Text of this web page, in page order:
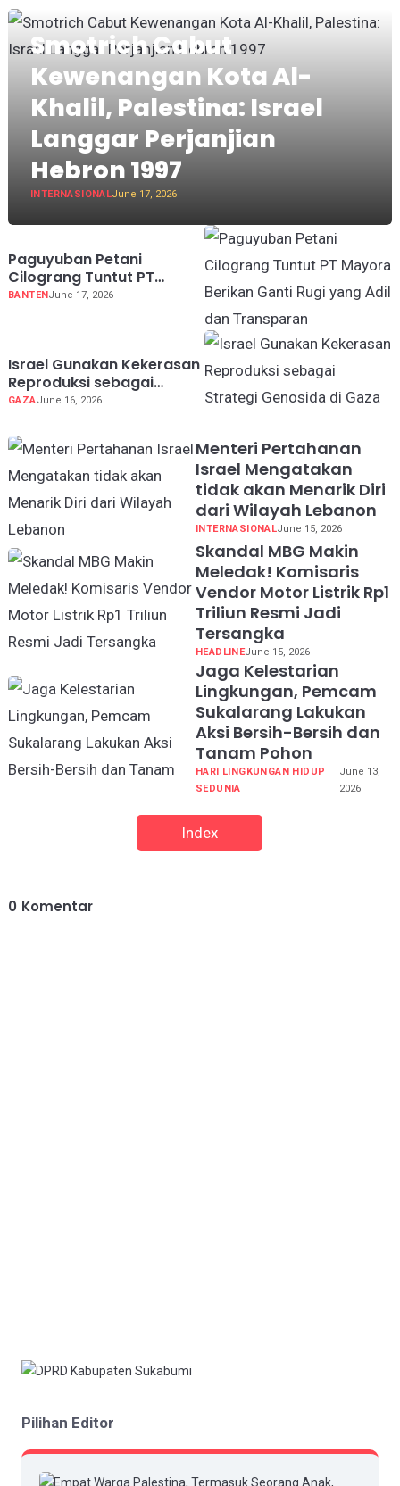
Smotrich Cabut
Kewenangan Kota Al-
Khalil, Palestina: Israel
Langgar Perjanjian
Hebron 1997
INTERNASIONALJune 17, 2026
Paguyuban Petani
Cilograng Tuntut PT
Mayora Berikan Ganti Rugi
BANTEN June 17, 2026
Israel Gunakan Kekerasan
Reproduksi sebagai
Strategi Genosida di Gaza
GAZAJune 16, 2026
Menteri Pertahanan
Israel Mengatakan
tidak akan Menarik Diri
dari Wilayah Lebanon
INTERNASIONALJune 15, 2026
Skandal MBG Makin
Meledak! Komisaris
Vendor Motor Listrik Rp1
Triliun Resmi Jadi
Tersangka
HEADLINEJune 15, 2026
Jaga Kelestarian
Lingkungan, Pemcam
Sukalarang Lakukan
Aksi Bersih-Bersih dan
Tanam Pohon
HARI LINGKUNGAN HIDUP
SEDUNIA
June 13,
2026
Index
0 Komentar
Pilihan Editor